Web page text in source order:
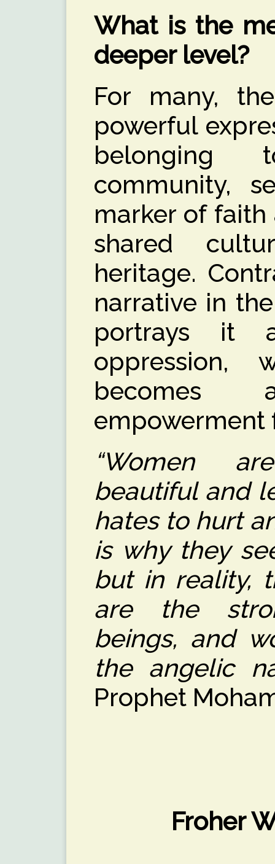
What is the
deeper level?
For many,
powerful
belonging
community,
marker of
shared
heritage.
narrative in
portrays it
oppression,
empowerment
“Women
beautiful and
hates to hurt
is why they
but in reality,
are the
beings, and
the angelic
Prophet
Froher